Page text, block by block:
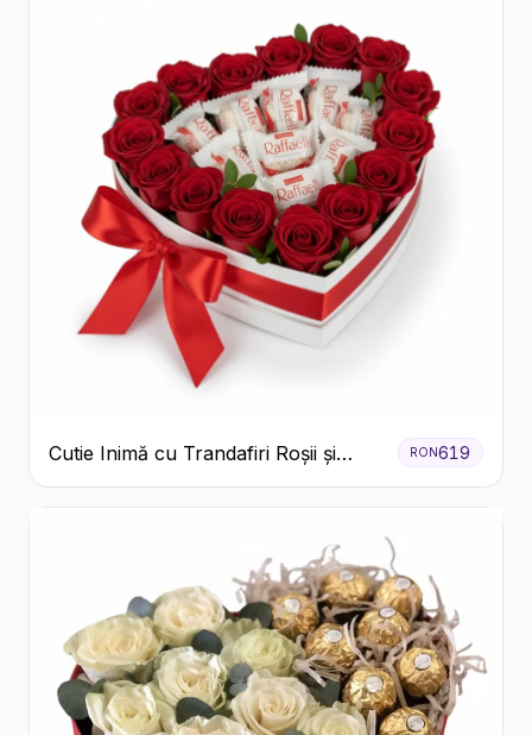
Cutie Inimă cu Trandafiri Roșii și
Bomboane Raffaello
RON619